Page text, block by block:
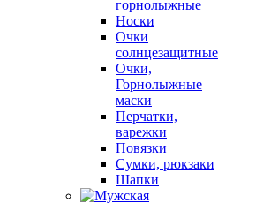
горнолыжные
Носки
Очки
солнцезащитные
Очки,
Горнолыжные
маски
Перчатки,
варежки
Повязки
Сумки, рюкзаки
Шапки